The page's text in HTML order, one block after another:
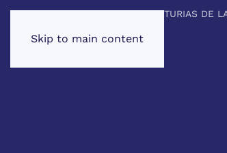
Skip to main content
PREMIO PRINCIPE DE ASTURIAS DE